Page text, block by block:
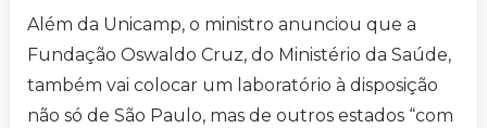
Além da Unicamp, o ministro anunciou que a
Fundação Oswaldo Cruz, do Ministério da Saúde,
também vai colocar um laboratório à disposição
não só de São Paulo, mas de outros estados “com